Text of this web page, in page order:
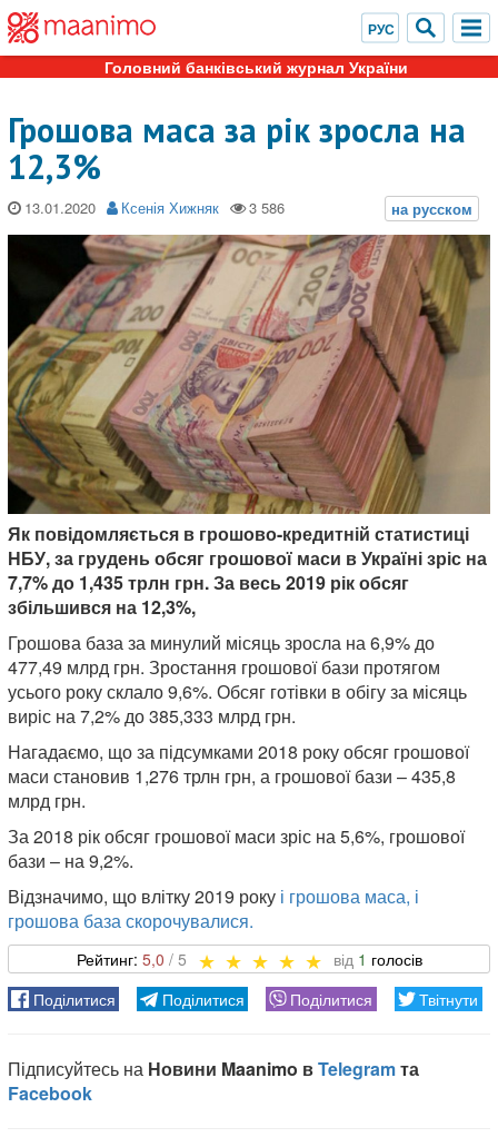
Головний банківський журнал України
Грошова маса за рік зросла на
12,3%
13.01.2020 Ксенія Хижняк
Як повідомляється в грошово-кредитній статистиці
НБУ, за грудень обсяг грошової маси в Україні зріс на
7,7% до 1,435 трлн грн. За весь 2019 рік обсяг
збільшився на 12,3%,
Грошова база за минулий місяць зросла на 6,9% до
477,49 млрд грн. Зростання грошової бази протягом
усього року склало 9,6%. Обсяг готівки в обігу за місяць
виріс на 7,2% до 385,333 млрд грн.
Нагадаємо, що за підсумками 2018 року обсяг грошової
маси становив 1,276 трлн грн, а грошової бази – 435,8
млрд грн.
За 2018 рік обсяг грошової маси зріс на 5,6%, грошової
бази – на 9,2%.
Відзначимо, що влітку 2019 року і грошова маса, і
грошова база скорочувалися.
5,0 1